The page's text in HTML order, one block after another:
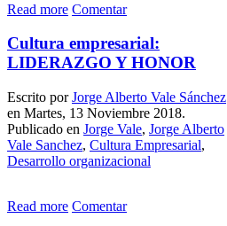
Read more Comentar
Cultura empresarial:
LIDERAZGO Y HONOR
Escrito porJorge Alberto Vale Sánchez
en Martes, 13 Noviembre 2018.
Publicado en Jorge Vale, Jorge Alberto
Vale Sanchez, Cultura Empresarial,
Desarrollo organizacional
Read more Comentar